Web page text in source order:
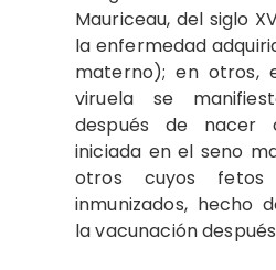
Mauriceau, del siglo
la enfermedad
materno); en otros,
viruela se
después de nacer
iniciada en el seno
otros cuyos
inmunizados, hecho
la vacunación